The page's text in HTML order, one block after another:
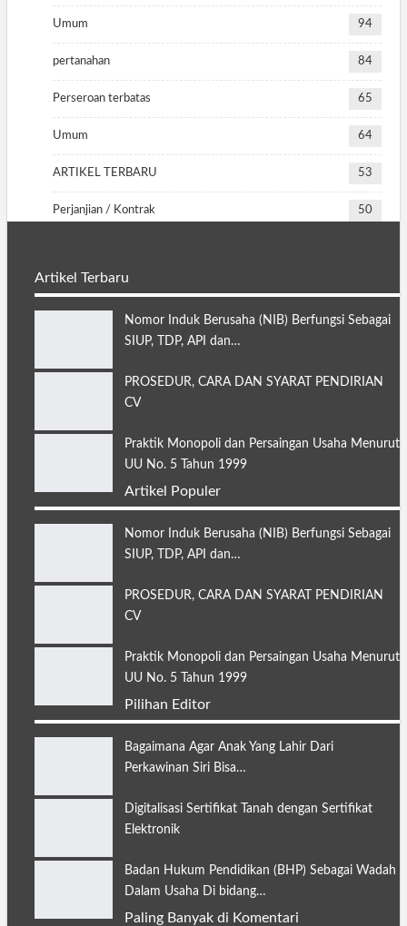
Umum 94
pertanahan 84
Perseroan terbatas 65
Umum 64
ARTIKEL TERBARU 53
Perjanjian / Kontrak 50
Artikel Terbaru
Nomor Induk Berusaha (NIB) Berfungsi Sebagai
SIUP, TDP, API dan…
PROSEDUR, CARA DAN SYARAT PENDIRIAN
CV
Praktik Monopoli dan Persaingan Usaha Menurut
UU No. 5 Tahun 1999
Artikel Populer
Nomor Induk Berusaha (NIB) Berfungsi Sebagai
SIUP, TDP, API dan…
PROSEDUR, CARA DAN SYARAT PENDIRIAN
CV
Praktik Monopoli dan Persaingan Usaha Menurut
UU No. 5 Tahun 1999
Pilihan Editor
Bagaimana Agar Anak Yang Lahir Dari
Perkawinan Siri Bisa…
Digitalisasi Sertifikat Tanah dengan Sertifikat
Elektronik
Badan Hukum Pendidikan (BHP) Sebagai Wadah
Dalam Usaha Di bidang…
Paling Banyak di Komentari